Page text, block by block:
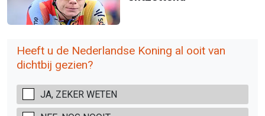
Heeft u de Nederlandse Koning al ooit van
dichtbij gezien?
JA, ZEKER WETEN